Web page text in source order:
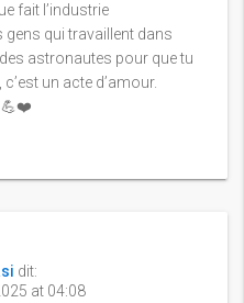
fait l’industrie
gens qui travaillent dans
astronautes pour que tu
un acte d’amour.
💪❤️
dit:
at 04:08